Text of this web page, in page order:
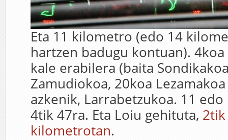
Eta 11 kilometro (edo 14
hartzen badugu kontuan).
kale erabilera (baita
Zamudiokoa, 20koa
azkenik, Larrabetzukoa. 11
4tik 47ra. Eta Loiu gehituta,
kilometrotan.